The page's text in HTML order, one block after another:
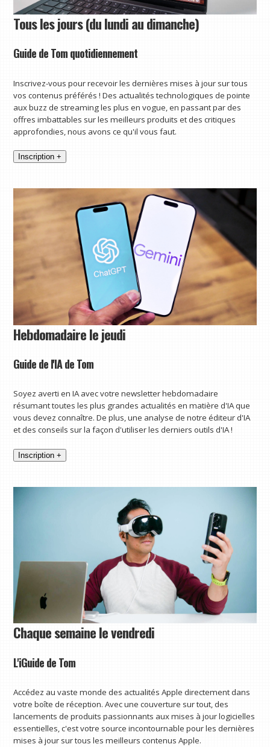
Tous les jours (du lundi au dimanche)
Guide de Tom quotidiennement
Inscrivez-vous pour recevoir les dernières mises à jour sur tous
vos contenus préférés ! Des actualités technologiques de pointe
aux buzz de streaming les plus en vogue, en passant par des
offres imbattables sur les meilleurs produits et des critiques
approfondies, nous avons ce qu'il vous faut.
Inscription +
Hebdomadaire le jeudi
Guide de l'IA de Tom
Soyez averti en IA avec votre newsletter hebdomadaire
résumant toutes les plus grandes actualités en matière d'IA que
vous devez connaître. De plus, une analyse de notre éditeur d'IA
et des conseils sur la façon d'utiliser les derniers outils d'IA !
Inscription +
Chaque semaine le vendredi
L'iGuide de Tom
Accédez au vaste monde des actualités Apple directement dans
votre boîte de réception. Avec une couverture sur tout, des
lancements de produits passionnants aux mises à jour logicielles
essentielles, c'est votre source incontournable pour les dernières
mises à jour sur tous les meilleurs contenus Apple.